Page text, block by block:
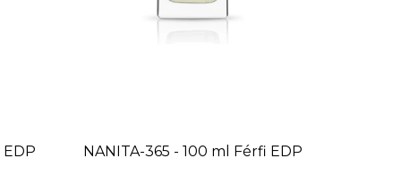
NANITA-365 - 100 ml Férfi EDP